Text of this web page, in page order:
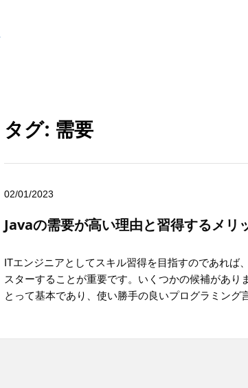
タグ: 需要
02/01/2023
Javaの需要が高い理由と習得するメリ
ITエンジニアとしてスキル習得を目指すのであれば
スターすることが重要です。いくつかの候補があり
とって基本であり、使い勝手の良いプログラミング